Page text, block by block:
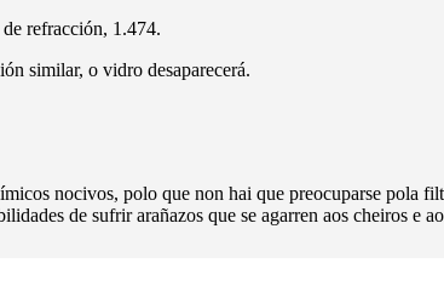
refracción, 1.474.
similar, o vidro desaparecerá.
nocivos, polo que non hai que preocuparse pola
de sufrir arañazos que se agarren aos cheiros e